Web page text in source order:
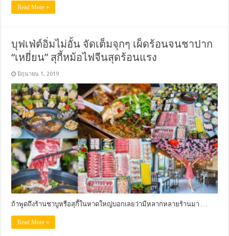
Read More »
บุฟเฟ่ต์อิ่มไม่อั้น จัดเต็มจุกๆ เผ็ดร้อนจนชาปาก
“เหยี่ยน” สุกี้หม้อไฟจีนสุดร้อนแรง
มิถุนายน 1, 2019
ถ้าพูดถึงร้านชาบูหรือสุกี้ในหาดใหญ่บอกเลยว่ามีหลากหลายร้านมา …
Read More »